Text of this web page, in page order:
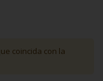
coincida con la